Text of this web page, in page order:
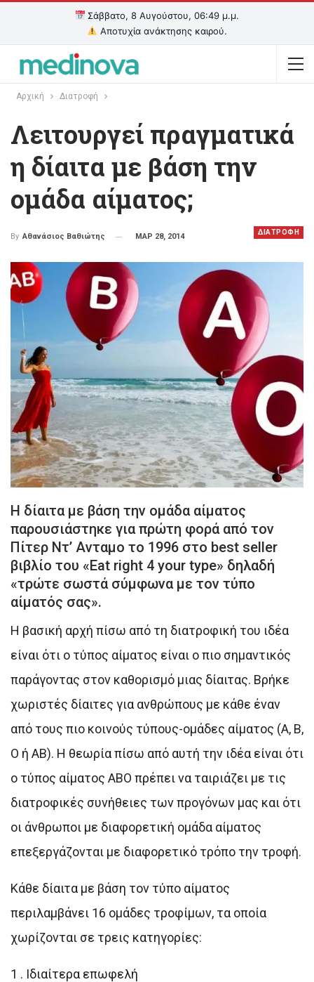
Σάββατο, 8 Αυγούστου, 06:49 μ.μ.
Αποτυχία ανάκτησης καιρού.
Αρχική Διατροφή
Λειτουργεί πραγματικά
η δίαιτα με βάση την
ομάδα αίματος;
ΔΙΑΤΡΟΦΗ
By Αθανάσιος Βαθιώτης ΜΑΡ 28, 2014
Η δίαιτα με βάση την ομάδα αίματος
παρουσιάστηκε για πρώτη φορά από τον
Πίτερ Ντ’ Ανταμο το 1996 στο best seller
βιβλίο του «Εat right 4 your type» δηλαδή
«τρώτε σωστά σύμφωνα με τον τύπο
αίματός σας».
Η βασική αρχή πίσω από τη διατροφική του ιδέα
είναι ότι ο τύπος αίματος είναι ο πιο σημαντικός
παράγοντας στον καθορισμό μιας δίαιτας. Βρήκε
χωριστές δίαιτες για ανθρώπους με κάθε έναν
από τους πιο κοινούς τύπους-ομάδες αίματος (Α, Β,
Ο ή ΑΒ). Η θεωρία πίσω από αυτή την ιδέα είναι ότι
ο τύπος αίματος ΑΒΟ πρέπει να ταιριάζει με τις
διατροφικές συνήθειες των προγόνων μας και ότι
οι άνθρωποι με διαφορετική ομάδα αίματος
επεξεργάζονται με διαφορετικό τρόπο την τροφή.
Κάθε δίαιτα με βάση τον τύπο αίματος
περιλαμβάνει 16 ομάδες τροφίμων, τα οποία
χωρίζονται σε τρεις κατηγορίες:
1 . Ιδιαίτερα επωφελή